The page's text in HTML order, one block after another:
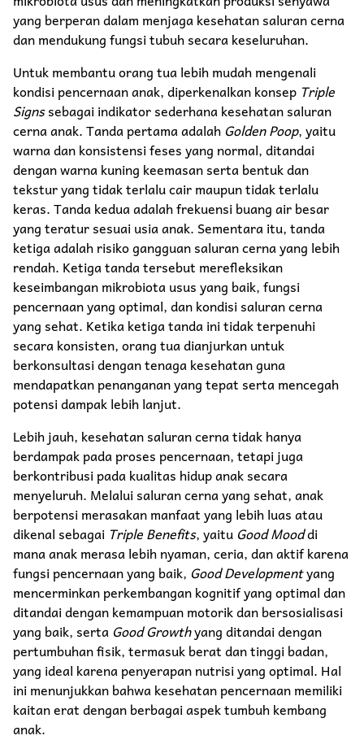
yang berperan dalam menjaga kesehatan saluran cerna
dan mendukung fungsi tubuh secara keseluruhan.
Untuk membantu orang tua lebih mudah mengenali
kondisi pencernaan anak, diperkenalkan konsep Triple
Signssebagai indikator sederhana kesehatan saluran
cerna anak. Tanda pertama adalah Golden Poop, yaitu
warna dan konsistensi feses yang normal, ditandai
dengan warna kuning keemasan serta bentuk dan
tekstur yang tidak terlalu cair maupun tidak terlalu
keras. Tanda kedua adalah frekuensi buang air besar
yang teratur sesuai usia anak. Sementara itu, tanda
ketiga adalah risiko gangguan saluran cerna yang lebih
rendah. Ketiga tanda tersebut merefleksikan
keseimbangan mikrobiota usus yang baik, fungsi
pencernaan yang optimal, dan kondisi saluran cerna
yang sehat. Ketika ketiga tanda ini tidak terpenuhi
secara konsisten, orang tua dianjurkan untuk
berkonsultasi dengan tenaga kesehatan guna
mendapatkan penanganan yang tepat serta mencegah
potensi dampak lebih lanjut.
Lebih jauh, kesehatan saluran cerna tidak hanya
berdampak pada proses pencernaan, tetapi juga
berkontribusi pada kualitas hidup anak secara
menyeluruh. Melalui saluran cerna yang sehat, anak
berpotensi merasakan manfaat yang lebih luas atau
dikenal sebagai Triple Benefits, yaitu Good Mooddi
mana anak merasa lebih nyaman, ceria, dan aktif karena
fungsi pencernaan yang baik, Good Developmentyang
mencerminkan perkembangan kognitif yang optimal dan
ditandai dengan kemampuan motorik dan bersosialisasi
yang baik, serta Good Growthyang ditandai dengan
pertumbuhan fisik, termasuk berat dan tinggi badan,
yang ideal karena penyerapan nutrisi yang optimal. Hal
ini menunjukkan bahwa kesehatan pencernaan memiliki
kaitan erat dengan berbagai aspek tumbuh kembang
anak.